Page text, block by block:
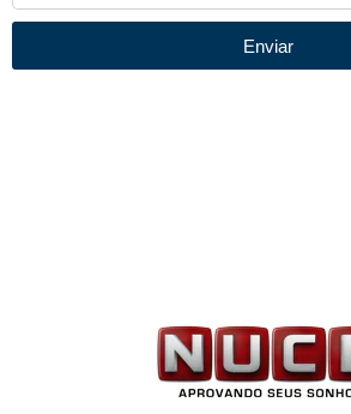
Enviar